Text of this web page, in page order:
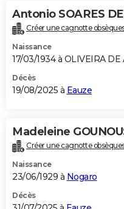
Antonio SOARES
Créer une cagnotte
Naissance
17/03/1934 à OLIVEIRA
Décès
19/08/2025 à Eauze
Madeleine
Créer une cagnotte
Naissance
23/06/1929 à Nogaro
Décès